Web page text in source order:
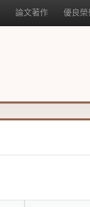
論文著作 優良榮